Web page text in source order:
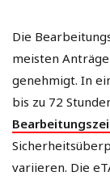
Die
meisten
genehmigt. In
bis zu 72
variieren. Die